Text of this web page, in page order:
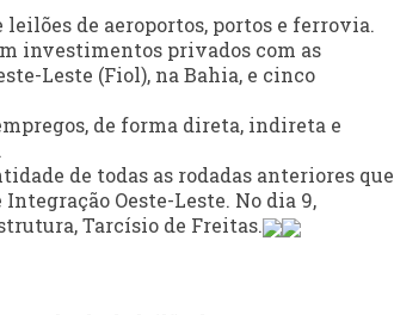
de aeroportos, portos e ferrovia.
investimentos privados com as
Leste (Fiol), na Bahia, e cinco
de forma direta, indireta e
de todas as rodadas anteriores que
Oeste-Leste. No dia 9,
Tarcísio de Freitas.